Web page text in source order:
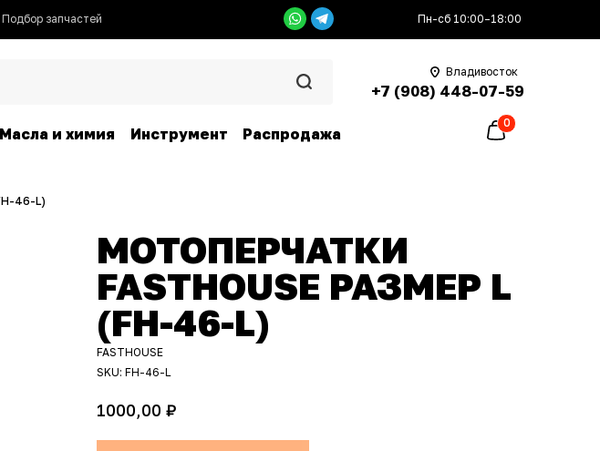
+7 (908) 448-07-59
0
Владивосток
Подбор запчастей Пн-сб 10:00–18:00
Масла и химия Инструмент Распродажа
46-L)
МОТОПЕРЧАТКИ
FASTHOUSE РАЗМЕР L
(FH-46-L)
FASTHOUSE
SKU: FH-46-L
1000,00 ₽